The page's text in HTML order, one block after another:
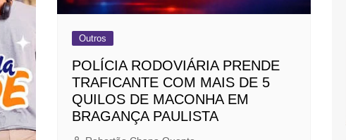
Outros
POLÍCIA RODOVIÁRIA PRENDE
TRAFICANTE COM MAIS DE 5
QUILOS DE MACONHA EM
BRAGANÇA PAULISTA